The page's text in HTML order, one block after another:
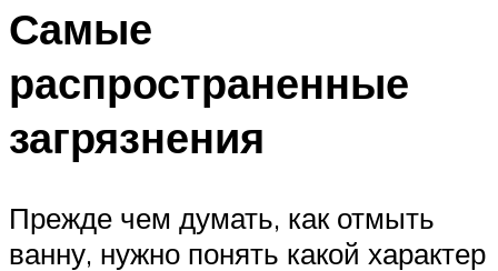
Самые
распространенные
загрязнения
Прежде чем думать, как отмыть
ванну, нужно понять какой характер